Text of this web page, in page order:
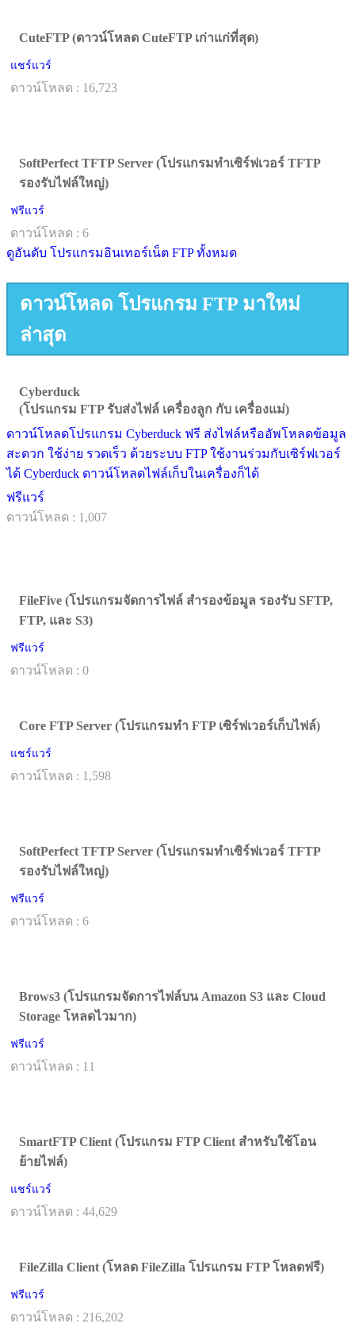
CuteFTP (ดาวน์โหลด CuteFTP เก่าแก่ที่สุด)
แชร์แวร์
ดาวน์โหลด : 16,723
SoftPerfect TFTP Server (โปรแกรมทำเซิร์ฟเวอร์ TFTP
รองรับไฟล์ใหญ่)
ฟรีแวร์
ดาวน์โหลด : 6
ดูอันดับ โปรแกรมอินเทอร์เน็ต FTP ทั้งหมด
ดาวน์โหลด โปรแกรม FTP มาใหม่
ล่าสุด
Cyberduck
(โปรแกรม FTP รับส่งไฟล์ เครื่องลูก กับ เครื่องแม่)
ดาวน์โหลดโปรแกรม Cyberduck ฟรี ส่งไฟล์หรืออัพโหลดข้อมูล
สะดวก ใช้ง่าย รวดเร็ว ด้วยระบบ FTP ใช้งานร่วมกับเซิร์ฟเวอร์
ได้ Cyberduck ดาวน์โหลดไฟล์เก็บในเครื่องก็ได้
ฟรีแวร์
ดาวน์โหลด : 1,007
FileFive (โปรแกรมจัดการไฟล์ สำรองข้อมูล รองรับ SFTP,
FTP, และ S3)
ฟรีแวร์
ดาวน์โหลด : 0
Core FTP Server (โปรแกรมทำ FTP เซิร์ฟเวอร์เก็บไฟล์)
แชร์แวร์
ดาวน์โหลด : 1,598
SoftPerfect TFTP Server (โปรแกรมทำเซิร์ฟเวอร์ TFTP
รองรับไฟล์ใหญ่)
ฟรีแวร์
ดาวน์โหลด : 6
Brows3 (โปรแกรมจัดการไฟล์บน Amazon S3 และ Cloud
Storage โหลดไวมาก)
ฟรีแวร์
ดาวน์โหลด : 11
SmartFTP Client (โปรแกรม FTP Client สำหรับใช้โอน
ย้ายไฟล์)
แชร์แวร์
ดาวน์โหลด : 44,629
FileZilla Client (โหลด FileZilla โปรแกรม FTP โหลดฟรี)
ฟรีแวร์
ดาวน์โหลด : 216,202